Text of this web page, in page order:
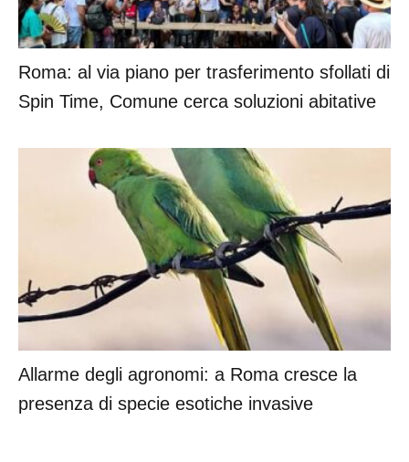
Roma: al via piano per trasferimento sfollati di
Spin Time, Comune cerca soluzioni abitative
Allarme degli agronomi: a Roma cresce la
presenza di specie esotiche invasive